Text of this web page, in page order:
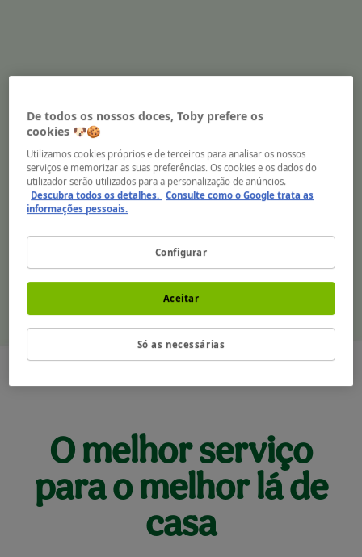
Fazer marcação é
muito fácil!
Encontre o seu Centro de Beleza favorito
Reserve uma data
Marcação online
O melhor serviço
para o melhor lá de
casa
De todos os nossos doces, Toby prefere os
cookies 🐶🍪
Utilizamos cookies próprios e de terceiros para analisar os nossos
serviços e memorizar as suas preferências. Os cookies e os dados do
utilizador serão utilizados para a personalização de anúncios.
Descubra todos os detalhes. Consulte como o Google trata as
informações pessoais.
Configurar
Só as necessárias
Aceitar